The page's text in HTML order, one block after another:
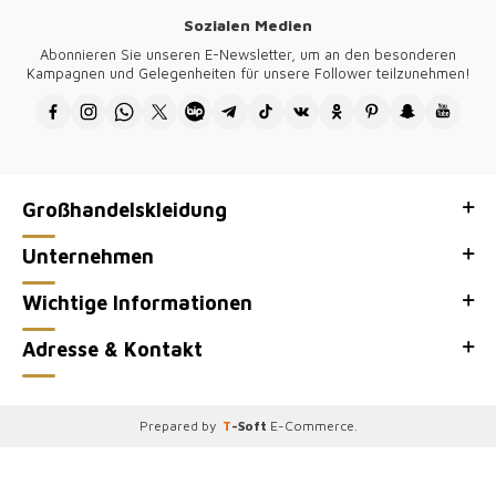
Damenbekleidung zu wettbewerbsfähigen Großhandelspreisen an.
Unsere Kollektionen sind auf die neuesten Trends abgestimmt und
erfreuen sich großer Beliebtheit bei deutschen Kundinnen. Wählen Sie
uns für eine zuverlässige Erfahrung und höchste Zufriedenheit.
Sozialen Medien
Abonnieren Sie unseren E-Newsletter, um an den besonderen
Kampagnen und Gelegenheiten für unsere Follower teilzunehmen!
Großhandelskleidung
Unternehmen
Wichtige Informationen
Adresse & Kontakt
Prepared by T-Soft E-Commerce.